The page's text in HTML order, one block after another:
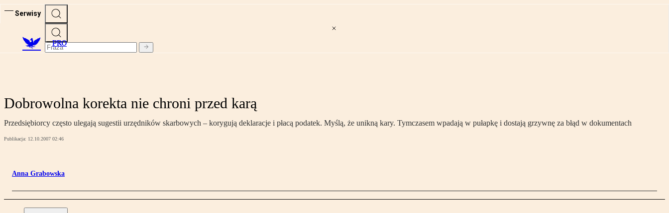
Serwisy
PRO
Dobrowolna korekta nie chroni przed karą
Przedsiębiorcy często ulegają sugestii urzędników skarbowych – korygują deklaracje i płacą podatek. Myślą, że unikną kary. Tymczasem wpadają w pułapkę i dostają grzywnę za błąd w dokumentach
Publikacja: 12.10.2007 02:46
Anna Grabowska